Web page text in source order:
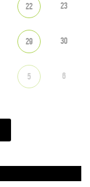
22 23
29 30
5 6